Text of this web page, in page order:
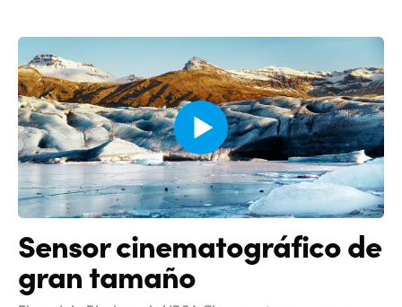
Sensor cinematográficode
gran tamaño